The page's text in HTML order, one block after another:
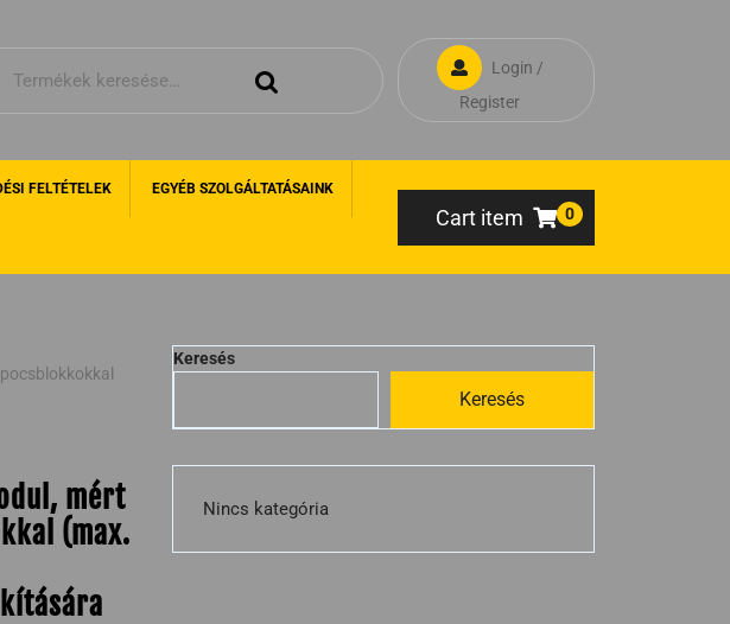
Login /
Register
FELTÉTELEK EGYÉB SZOLGÁLTATÁSAINK
Cart item 0
mért
(max.
Keresés
Keresés
Nincs kategória